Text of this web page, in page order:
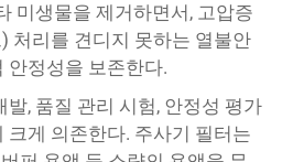
미생물을 제거하면서, 고압증
처리를 견디지 못하는 열불안
안정성을 보존한다.
, 품질 관리 시험, 안정성 평가
크게 의존한다. 주사기 필터는